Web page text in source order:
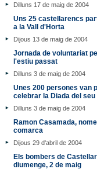
Dilluns 17 de maig de 2004
Uns 25 castellarencs
a la Vall d'Horta
Dijous 13 de maig de 2004
Jornada de voluntariat
l'estiu passat
Dilluns 3 de maig de 2004
Unes 200 persones van
celebrar la Diada del seu
Dilluns 3 de maig de 2004
Ramon Casamada,
comarca
Dijous 29 d'abril de 2004
Els bombers de
diumenge, 2 de maig